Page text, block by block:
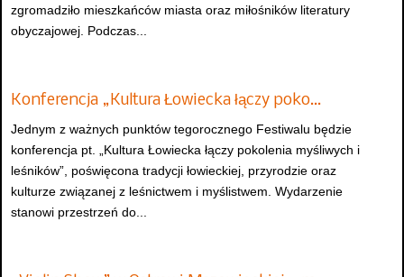
zgromadziło mieszkańców miasta oraz miłośników literatury
obyczajowej. Podczas...
Konferencja „Kultura Łowiecka łączy poko…
Jednym z ważnych punktów tegorocznego Festiwalu będzie
konferencja pt. „Kultura Łowiecka łączy pokolenia myśliwych i
leśników”, poświęcona tradycji łowieckiej, przyrodzie oraz
kulturze związanej z leśnictwem i myślistwem. Wydarzenie
stanowi przestrzeń do...